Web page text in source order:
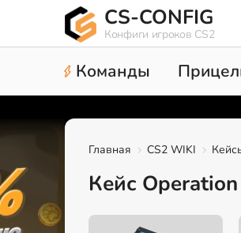
CS-CONFIG
Конфиги игроков CS2
Команды
Главная CS2 WIKI
Кейс